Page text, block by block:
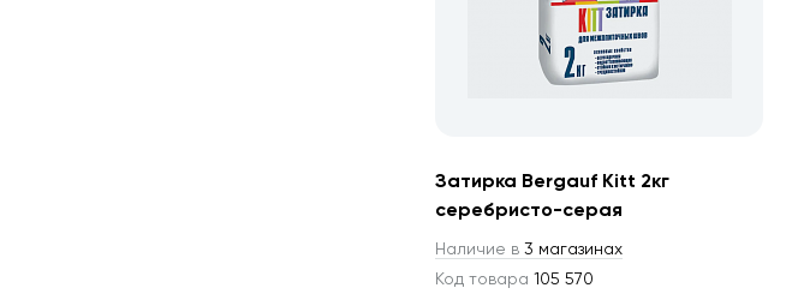
Затирка Bergauf Kitt 2кг
серебристо-серая
Наличие в 3 магазинах
Код товара 105 570